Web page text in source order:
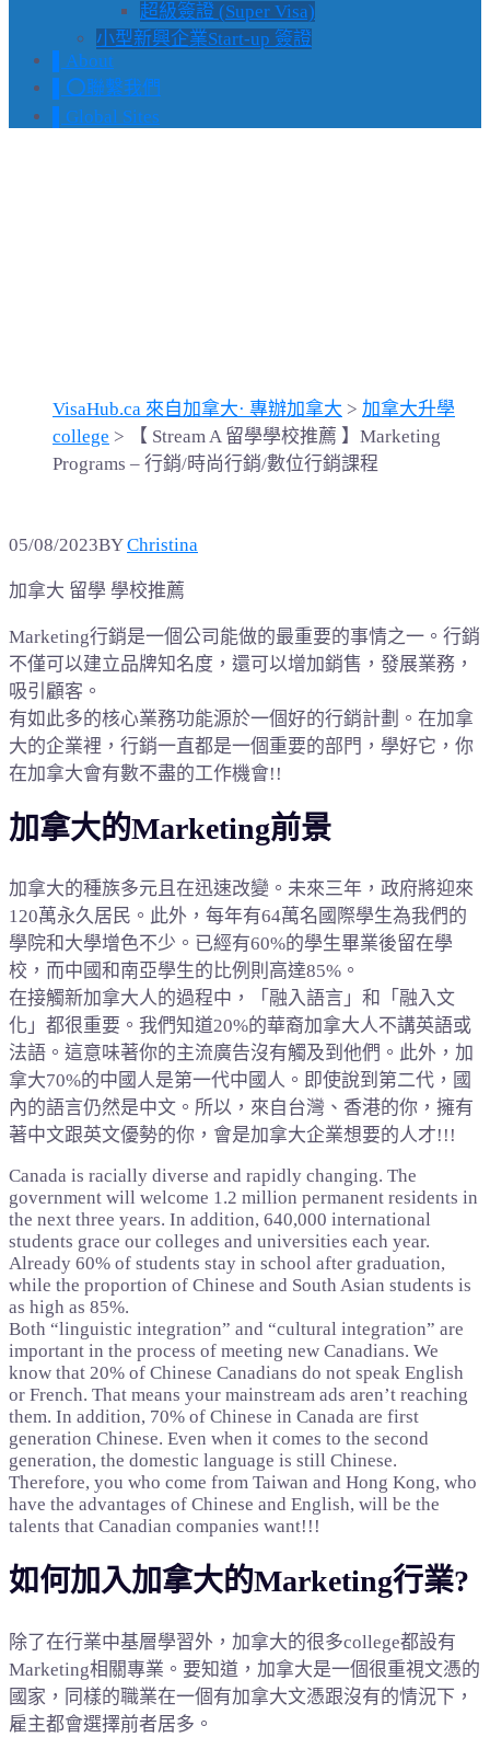
超級簽證 (Super Visa)
小型新興企業Start-up 簽證
▌About
▌⭕️聯繫我們
▌Global Sites
VisaHub.ca 來自加拿大· 專辦加拿大 > 加拿大升學
college >
【 Stream A 留學學校推薦 】Marketing
Programs – 行銷/時尚行銷/數位行銷課程
05/08/2023BYChristina
加拿大 留學 學校推薦
Marketing行銷是一個公司能做的最重要的事情之一。行銷
不僅可以建立品牌知名度，還可以增加銷售，發展業務，
吸引顧客。
有如此多的核心業務功能源於一個好的行銷計劃。在加拿
大的企業裡，行銷一直都是一個重要的部門，學好它，你
在加拿大會有數不盡的工作機會!!
加拿大的Marketing前景
加拿大的種族多元且在迅速改變。未來三年，政府將迎來
120萬永久居民。此外，每年有64萬名國際學生為我們的
學院和大學增色不少。已經有60%的學生畢業後留在學
校，而中國和南亞學生的比例則高達85%。
在接觸新加拿大人的過程中，「融入語言」和「融入文
化」都很重要。我們知道20%的華裔加拿大人不講英語或
法語。這意味著你的主流廣告沒有觸及到他們。此外，加
拿大70%的中國人是第一代中國人。即使說到第二代，國
內的語言仍然是中文。所以，來自台灣、香港的你，擁有
著中文跟英文優勢的你，會是加拿大企業想要的人才!!!
Canada is racially diverse and rapidly changing. The
government will welcome 1.2 million permanent residents in
the next three years. In addition, 640,000 international
students grace our colleges and universities each year.
Already 60% of students stay in school after graduation,
while the proportion of Chinese and South Asian students is
as high as 85%.
Both “linguistic integration” and “cultural integration” are
important in the process of meeting new Canadians. We
know that 20% of Chinese Canadians do not speak English
or French. That means your mainstream ads aren’t reaching
them. In addition, 70% of Chinese in Canada are first
generation Chinese. Even when it comes to the second
generation, the domestic language is still Chinese.
Therefore, you who come from Taiwan and Hong Kong, who
have the advantages of Chinese and English, will be the
talents that Canadian companies want!!!
如何加入加拿大的Marketing行業?
除了在行業中基層學習外，加拿大的很多college都設有
Marketing相關專業。要知道，加拿大是一個很重視文憑的
國家，同樣的職業在一個有加拿大文憑跟沒有的情況下，
雇主都會選擇前者居多。